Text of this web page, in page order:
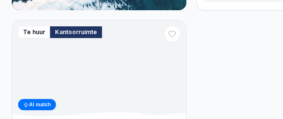
Te huur Kantoorruimte
AI match